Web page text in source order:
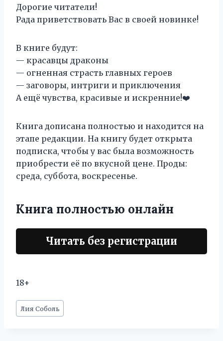
Дорогие читатели!
Рада приветствовать Вас в своей новинке!
В книге будут:
— красавцы драконы
— огненная страсть главных героев
— заговоры, интриги и приключения
А ещё чувства, красивые и искренние!❤️
Книга дописана полностью и находится на
этапе редакции. На книгу будет открыта
подписка, чтобы у вас была возможность
приобрести её по вкусной цене. Проды:
среда, суббота, воскресенье.
Книга полностью онлайн
Читать без регистрации
18+
Метки
записи:
Лия Соболь